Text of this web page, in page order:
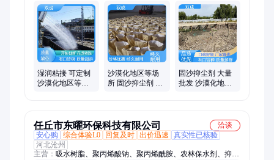
剂、型煤粘合剂、预糊化淀粉、聚阴离子纤维素、聚丙烯酰胺、
吸水树脂、瓜尔胶
湿润粘接 可定制
沙漠化地区等场
沙漠化地区等场
所 固沙抑尘剂 抗
固沙抑尘剂 大量
批发 沙漠化地区
任丘市东曜环保科技有限公司
洽谈
安心购
综合体验L0 回复及时 出价迅速
真实性已核验
河北沧州
主营： 吸水树脂、聚丙烯酸钠、聚丙烯酰胺、农林保水剂、抑尘